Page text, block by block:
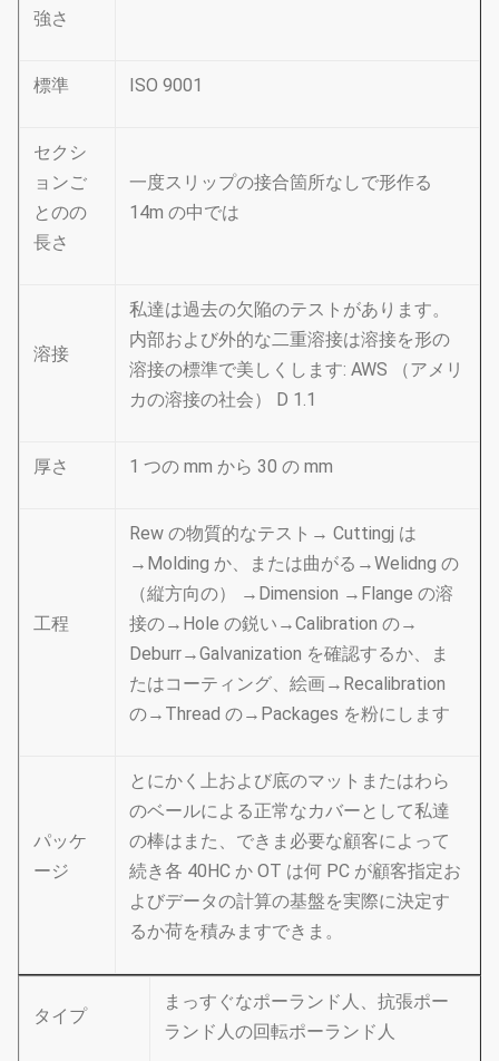
強さ
標準 ISO 9001
セクシ
ョンご
とのの
長さ
一度スリップの接合箇所なしで形作る
14m の中では
溶接
私達は過去の欠陥のテストがあります。
内部および外的な二重溶接は溶接を形の
溶接の標準で美しくします: AWS （アメリ
カの溶接の社会） D 1.1
厚さ 1 つの mm から 30 の mm
工程
Rew の物質的なテスト→ Cuttingj は
→Molding か、または曲がる→Welidng の
（縦方向の） →Dimension →Flange の溶
接の→Hole の鋭い→Calibration の→
Deburr→Galvanization を確認するか、ま
たはコーティング、絵画→Recalibration
の→Thread の→Packages を粉にします
パッケ
ージ
とにかく上および底のマットまたはわら
のベールによる正常なカバーとして私達
の棒はまた、できま必要な顧客によって
続き各 40HC か OT は何 PC が顧客指定お
よびデータの計算の基盤を実際に決定す
るか荷を積みますできま。
タイプ
まっすぐなポーランド人、抗張ポー
ランド人の回転ポーランド人